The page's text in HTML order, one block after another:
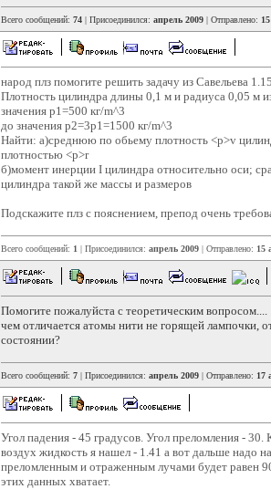
Всего сообщений: 74 | Присоединился: апрель 2009 | Отправлено:
народ плз помогите решить задачу из Савельева
Плотность цилиндра длины 0,1 м и радиуса 0,05 м
значения p1=500 кг/m^3
до значения p2=3p1=1500 кг/m^3
Найти: а)среднюю по обьему плотность <p>v
плотностью <p>r
б)момент инерции I цилиндра относительно оси;
цилиндра такой же массы и размеров
Подскажите плз с пояснением, препод очень
Всего сообщений: 1 | Присоединился: апрель 2009 | Отправлено: 15
Помогите пожалуйста с теоретическим вопросом....
чем отличается атомы нити не горящей лампочки,
состоянии?
Всего сообщений: 7 | Присоединился: апрель 2009 | Отправлено: 17
Угол падения - 45 градусов. Угол преломления -
воздух жидкость я нашел - 1.41 а вот дальше надо
преломленным и отраженным лучами будет равен
этих данных хватает.